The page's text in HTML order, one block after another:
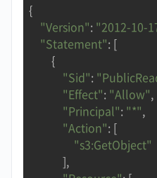
{
"Version": "2012-10-
"Statement": [
        {
"Sid":
"Effect": "Allow",
"Principal": "*",
"Action": [
"s3:GetObject"
            ],